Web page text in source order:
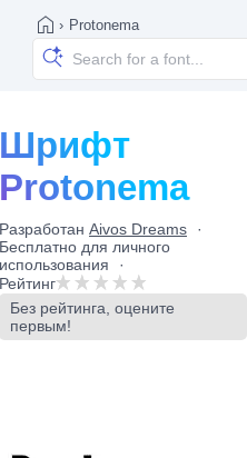
› Protonema
Шрифт
Protonema
Разработан Aivos Dreams
Бесплатно для личного
использования
Рейтинг
Без рейтинга, оцените
первым!